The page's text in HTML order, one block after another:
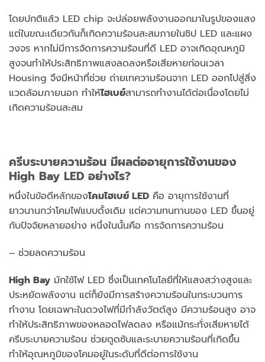
โดยปกติแล้ว LED chip จะปล่อยพลังงานออกมาในรูปของแสง
แต่ในขณะเดียวกันก็เกิดความร้อนสะสมภายในชิป LED และแผง
วงจร หากไม่มีการจัดการความร้อนที่ดี LED อาจเกิดอุณหภูมิ
สูงจนทำให้ประสิทธิภาพแสงลดลงหรือเสียหายก่อนเวลา
Housing จึงมีหน้าที่ช่วย ถ่ายเทความร้อนจาก LED ออกไปสู่สิ่ง
แวดล้อมภายนอก ทำให้ไฮเบย์สามารถทำงานได้ต่อเนื่องโดยไม่
เกิดความร้อนสะสม
ครีบระบายความร้อน มีผลต่ออายุการใช้งานของ
High Bay LED อย่างไร?
หนึ่งในข้อดีหลักของโคมไฮเบย์ LED คือ อายุการใช้งานที่
ยาวนานกว่าโคมไฟแบบดั้งเดิม แต่ความทนทานของ LED ขึ้นอยู่
กับปัจจัยหลายอย่าง หนึ่งในนั้นคือ การจัดการความร้อน
– ช่วยลดความร้อน
High Bay มักใช้ไฟ LED ซึ่งเป็นเทคโนโลยีที่ให้แสงสว่างสูงและ
ประหยัดพลังงาน แต่ก็ยังมีการสร้างความร้อนในกระบวนการ
ทำงาน โดยเฉพาะในดวงไฟที่มีกำลังวัตต์สูง มีความร้อนสูง อาจ
ทำให้ประสิทธิภาพของหลอดไฟลดลง หรือแม้กระทั่งเสียหายได้
ครีบระบายความร้อน ช่วยดูดซับและระบายความร้อนที่เกิดขึ้น
ทำให้อุณหภูมิของโคมอยู่ในระดับที่ดีต่อการใช้งาน